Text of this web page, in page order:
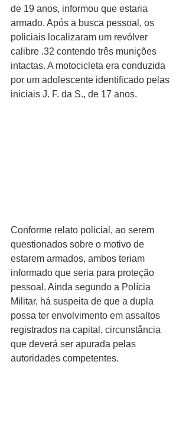
de 19 anos, informou que estaria
armado. Após a busca pessoal, os
policiais localizaram um revólver
calibre .32 contendo três munições
intactas. A motocicleta era conduzida
por um adolescente identificado pelas
iniciais J. F. da S., de 17 anos.
Conforme relato policial, ao serem
questionados sobre o motivo de
estarem armados, ambos teriam
informado que seria para proteção
pessoal. Ainda segundo a Polícia
Militar, há suspeita de que a dupla
possa ter envolvimento em assaltos
registrados na capital, circunstância
que deverá ser apurada pelas
autoridades competentes.